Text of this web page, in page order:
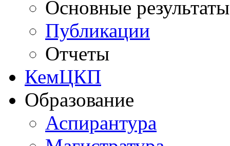
Основные результаты
Публикации
Отчеты
КемЦКП
Образование
Аспирантура